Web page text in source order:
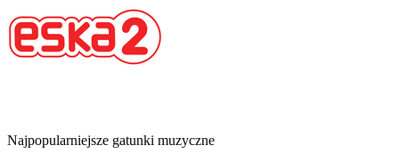
Najpopularniejsze gatunki muzyczne